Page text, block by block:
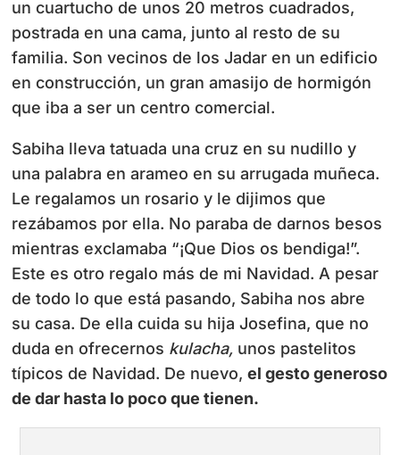
un cuartucho de unos 20 metros cuadrados,
postrada en una cama, junto al resto de su
familia. Son vecinos de los Jadar en un edificio
en construcción, un gran amasijo de hormigón
que iba a ser un centro comercial.
Sabiha lleva tatuada una cruz en su nudillo y
una palabra en arameo en su arrugada muñeca.
Le regalamos un rosario y le dijimos que
rezábamos por ella. No paraba de darnos besos
mientras exclamaba “¡Que Dios os bendiga!”.
Este es otro regalo más de mi Navidad. A pesar
de todo lo que está pasando, Sabiha nos abre
su casa. De ella cuida su hija Josefina, que no
duda en ofrecernos kulacha, unos pastelitos
típicos de Navidad. De nuevo,el gesto generoso
de dar hasta lo poco que tienen.